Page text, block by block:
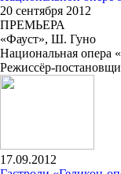
20 сентября 2012
ПРЕМЬЕРА
«Фауст», Ш. Гуно
Национальная опера
Режиссёр-
17.09.2012